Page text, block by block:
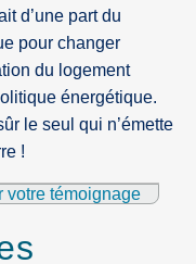
d’une part du
pour changer
du logement
énergétique.
le seul qui n’émette
!
votre témoignage